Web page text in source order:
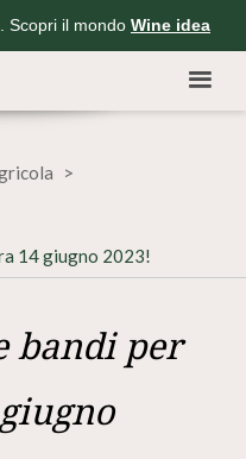
Scopri il mondo Wine idea
14 giugno 2023!
bandi per